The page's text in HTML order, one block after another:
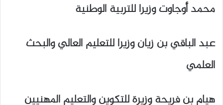
محمد أوجاوت وزيرا للتربية الوطنية
عبد الباقي بن زيان وزيرا للتعليم العالي والبحث
العلمي
هيام بن فريحة وزيرة للتكوين والتعليم المهنيين